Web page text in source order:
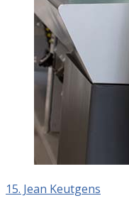
15. Jean Keutgens